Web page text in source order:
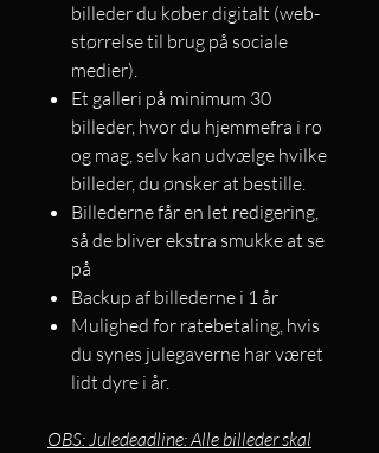
billeder du køber digitalt (web-
størrelse til brug på sociale
medier).
Et galleri på minimum 30
billeder, hvor du hjemmefra i ro
og mag, selv kan udvælge hvilke
billeder, du ønsker at bestille.
Billederne får en let redigering,
så de bliver ekstra smukke at se
på
Backup af billederne i 1 år
Mulighed for ratebetaling, hvis
du synes julegaverne har været
lidt dyre i år.
OBS: Juledeadline: Alle billeder skal